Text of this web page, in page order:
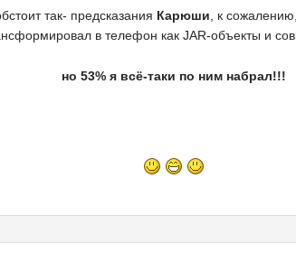
так- предсказания Карюши , к
в телефон как JAR-объекты и
но 53% я всё-таки по ним набрал!!!